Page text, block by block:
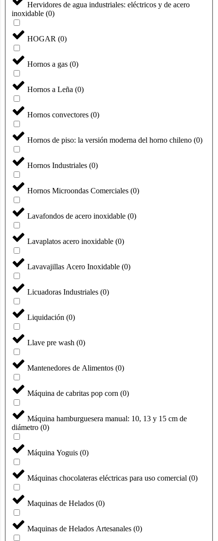
Hervidores de agua industriales: eléctricos y de acero
inoxidable (0)
HOGAR (0)
Hornos a gas (0)
Hornos a Leña (0)
Hornos convectores (0)
Hornos de piso: la versión moderna del horno chileno (0)
Hornos Industriales (0)
Hornos Microondas Comerciales (0)
Lavafondos de acero inoxidable (0)
Lavaplatos acero inoxidable (0)
Lavavajillas Acero Inoxidable (0)
Licuadoras Industriales (0)
Liquidación (0)
Llave pre wash (0)
Mantenedores de Alimentos (0)
Máquina de cabritas pop corn (0)
Máquina hamburguesera manual: 10, 13 y 15 cm de
diámetro (0)
Máquina Yoguis (0)
Máquinas chocolateras eléctricas para uso comercial (0)
Maquinas de Helados (0)
Maquinas de Helados Artesanales (0)